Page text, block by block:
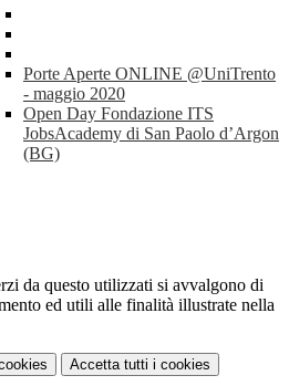
Porte Aperte ONLINE @UniTrento
- maggio 2020
Open Day Fondazione ITS
JobsAcademy di San Paolo d’Argon
(BG)
da questo utilizzati si avvalgono di
ed utili alle finalità illustrate nella
Accetta tutti i cookies